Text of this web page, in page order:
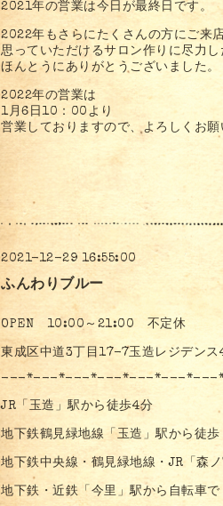
2021年の営業は今日が最終日です。
2022年もさらにたくさんの方にご来
思っていただけるサロン作りに尽力
ほんとうにありがとうございました。
2022年の営業は
1月6日10：00より
営業しておりますので、よろしくお願
2021-12-29 16:55:00
ふんわりブルー
OPEN 10:00～21:00 不定休
東成区中道3丁目17-7玉造レジデン
---*---*---*---*---*---
JR「玉造」駅から徒歩4分
地下鉄鶴見緑地線「玉造」駅から徒歩
地下鉄中央線・鶴見緑地線・JR「森
地下鉄・近鉄「今里」駅から自転車で